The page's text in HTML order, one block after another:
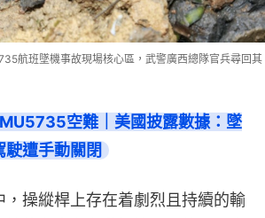
航班墜機事故現場核心區，武警廣西總隊官兵尋回其
空難｜美國披露數據：墜
遭手動關閉
，操縱桿上存在着劇烈且持續的輸